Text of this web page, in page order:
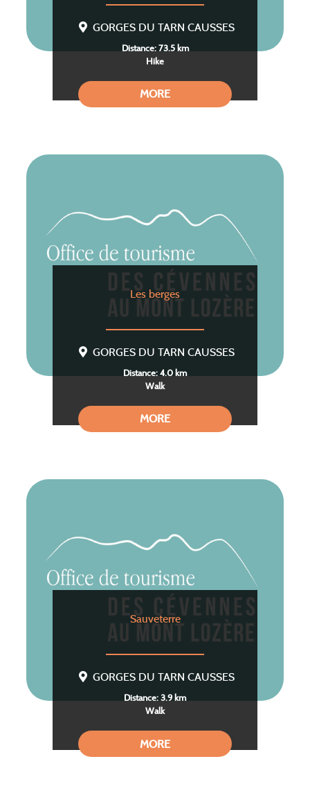
GORGES DU TARN CAUSSES
Distance: 73.5 km
Hike
MORE
Les berges
GORGES DU TARN CAUSSES
Distance: 4.0 km
Walk
MORE
Sauveterre
GORGES DU TARN CAUSSES
Distance: 3.9 km
Walk
MORE